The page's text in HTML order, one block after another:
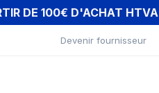
DE 100€ D'ACHAT HTVA
Devenir fournisseur